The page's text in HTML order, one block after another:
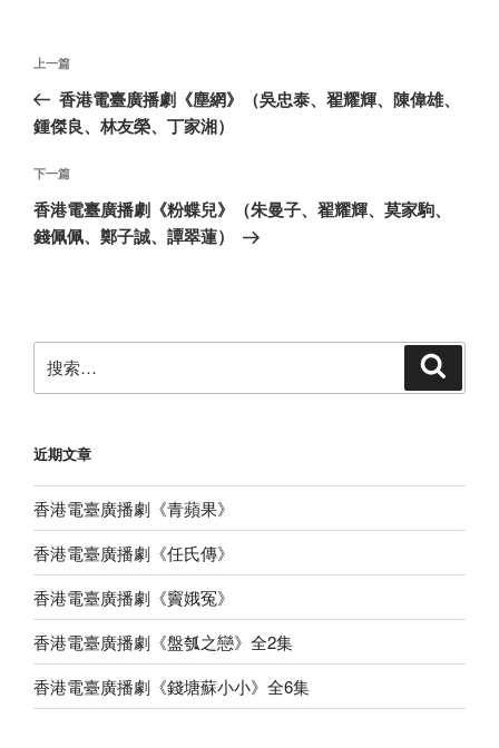
文
导
航
上
一
篇
章
上一篇
香港電臺廣播劇《塵網》（吳忠泰、翟耀輝、陳偉雄、
鍾傑良、林友榮、丁家湘）
下
一
篇
下一篇
香港電臺廣播劇《粉蝶兒》（朱曼子、翟耀輝、莫家駒、
錢佩佩、鄭子誠、譚翠蓮）
索：
近期文章
香港電臺廣播劇《青蘋果》
香港電臺廣播劇《任氏傳》
香港電臺廣播劇《竇娥冤》
香港電臺廣播劇《盤瓠之戀》全2集
香港電臺廣播劇《錢塘蘇小小》全6集